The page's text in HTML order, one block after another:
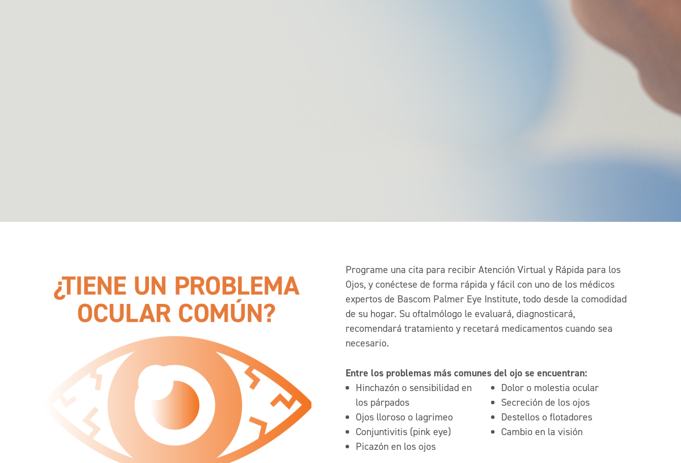
Programe una cita para recibir Atención Virtual y Rápida para los
Ojos, y conéctese de forma rápida y fácil con uno de los médicos
expertos de Bascom Palmer Eye Institute, todo desde la comodidad
de su hogar. Su oftalmólogo le evaluará, diagnosticará,
recomendará tratamiento y recetará medicamentos cuando sea
necesario.
Entre los problemas más comunes del ojo se encuentran:
Hinchazón o sensibilidad en
los párpados
Ojos lloroso o lagrimeo
Conjuntivitis (pink eye)
Picazón en los ojos
Dolor o molestia ocular
Secreción de los ojos
Destellos o flotadores
Cambio en la visión